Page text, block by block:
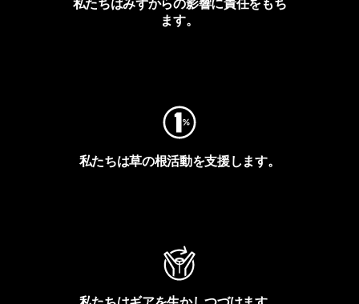
ます。
私たちは草の根活動を支援します。